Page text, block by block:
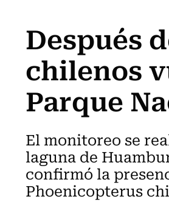
Después
chilenos
Parque
El monitoreo se
laguna de
confirmó la
Phoenicopterus